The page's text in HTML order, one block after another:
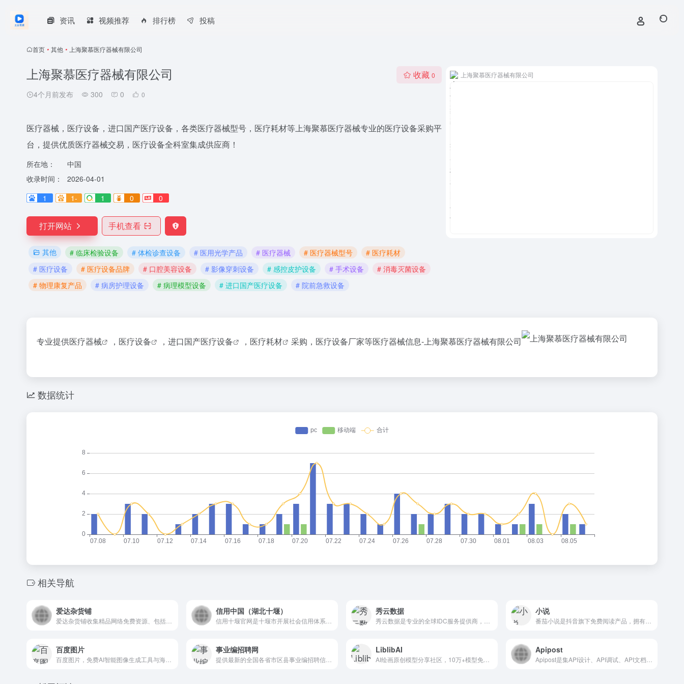
资讯 视频推荐 排行榜 投稿
首页 • 其他 • 上海聚慕医疗器械有限公司
上海聚慕医疗器械有限公司
4个月前发布 300 0 0
收藏 0
医疗器械，医疗设备，进口国产医疗设备，各类医疗器械型号，医疗耗材等上海聚慕医疗器械专业的医疗设备采购平
台，提供优质医疗器械交易，医疗设备全科室集成供应商！
所在地：
中国
收录时间：
2026-04-01
1
1- 1 0 0
打开网站 手机查看
其他 # 临床检验设备 # 体检诊查设备 # 医用光学产品 # 医疗器械 # 医疗器械型号
# 医疗耗材
# 医疗设备
# 医疗设备品牌 # 口腔美容设备 # 影像穿刺设备 # 感控皮护设备 # 手术设备
# 消毒灭菌设备
# 物理康复产品
# 病房护理设备 # 病理模型设备 # 进口国产医疗设备 # 院前急救设备
上海聚慕医疗器械有限公司
专业提供医疗器械 ， 医疗设备 ， 进口国产医疗设备 ， 医疗耗材 采购，医疗设备厂家等医疗器械信息-上海聚慕医疗器械有限公司
数据统计
相关导航
爱达杂货铺 信用中国（湖北十堰） 秀云数据 小说
百度图片 事业编招聘网 LiblibAI Apipost